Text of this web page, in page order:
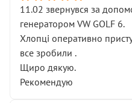
11.02 звернувся за
генератором VW GOLF 6.
Хлопці оперативно
все зробили .
Щиро дякую.
Рекомендую